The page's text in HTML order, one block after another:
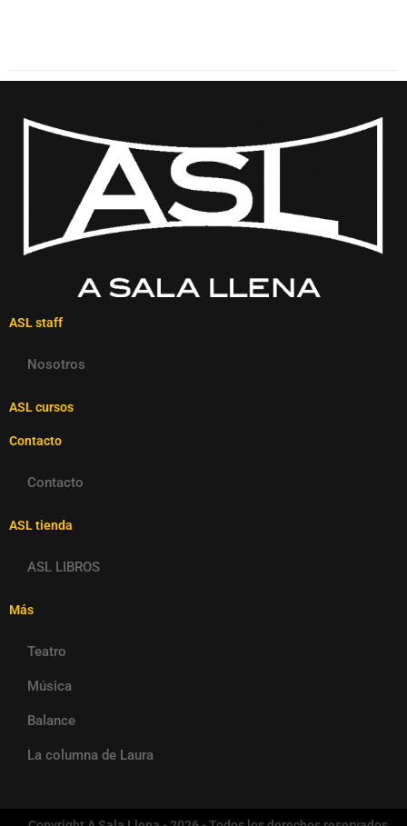
ASL staff
Nosotros
ASL cursos
Contacto
Contacto
ASL tienda
ASL LIBROS
Más
Teatro
Música
Balance
La columna de Laura